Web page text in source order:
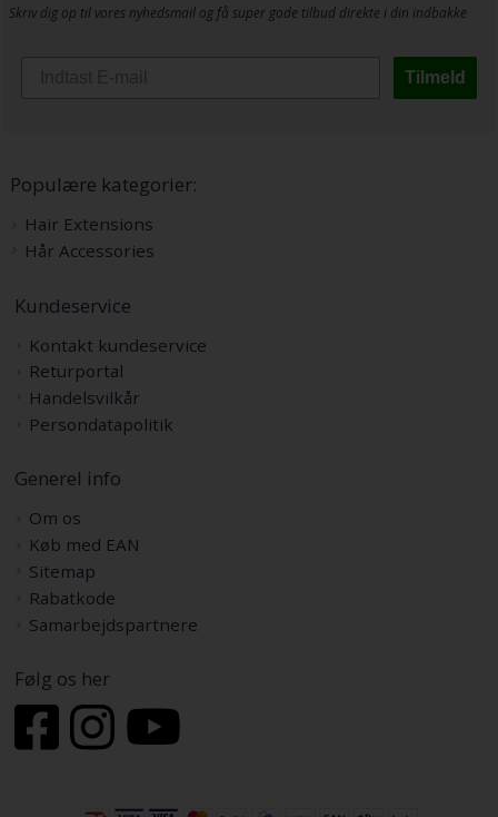
Skriv dig op til vores nyhedsmail og få super gode tilbud direkte i din indbakke
Tilmeld
Populære kategorier:
Hair Extensions
Hår Accessories
Kundeservice
Kontakt kundeservice
Returportal
Handelsvilkår
Persondatapolitik
Generel info
Om os
Køb med EAN
Sitemap
Rabatkode
Samarbejdspartnere
Følg os her